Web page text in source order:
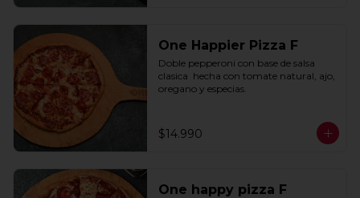
One Happier Pizza F
Doble pepperoni con base de salsa
clasica  hecha con tomate natural, ajo,
oregano y especias.
$14.990
One happy pizza F